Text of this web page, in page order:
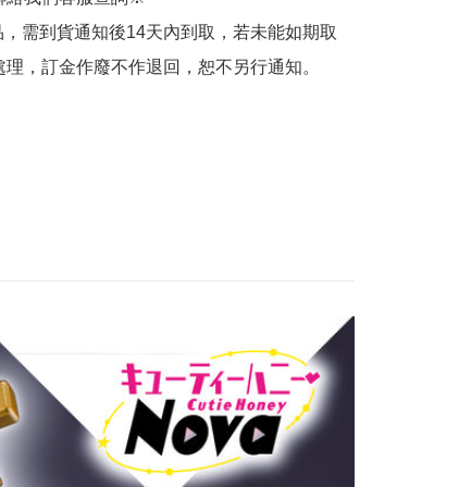
需到貨通知後14天內到取，若未能如期取
，訂金作廢不作退回，恕不另行通知。